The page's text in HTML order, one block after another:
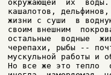
окружающей  их  воды.
кашалотов,
жизни с суши  в
своим внешним
остальные  водные
черепахи, рыбы --
мускульной работы и
Но все же это тепло